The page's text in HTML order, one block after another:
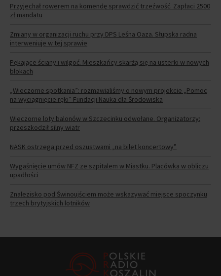
Przyjechał rowerem na komendę sprawdzić trzeźwość. Zapłaci 2500
zł mandatu
Zmiany w organizacji ruchu przy DPS Leśna Oaza. Słupska radna
interweniuje w tej sprawie
Pękające ściany i wilgoć. Mieszkańcy skarżą się na usterki w nowych
blokach
„Wieczorne spotkania”: rozmawialiśmy o nowym projekcie „Pomoc
na wyciągnięcie ręki” Fundacji Nauka dla Środowiska
Wieczorne loty balonów w Szczecinku odwołane. Organizatorzy:
przeszkodził silny wiatr
NASK ostrzega przed oszustwami „na bilet koncertowy”
Wygaśnięcie umów NFZ ze szpitalem w Miastku. Placówka w obliczu
upadłości
Znalezisko pod Świnoujściem może wskazywać miejsce spoczynku
trzech brytyjskich lotników